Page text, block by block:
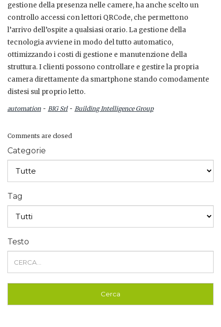
gestione della presenza nelle camere, ha anche scelto un
controllo accessi con lettori QRCode, che permettono
l’arrivo dell’ospite a qualsiasi orario. La gestione della
tecnologia avviene in modo del tutto automatico,
ottimizzando i costi di gestione e manutenzione della
struttura. I clienti possono controllare e gestire la propria
camera direttamente da smartphone stando comodamente
distesi sul proprio letto.
automation - BIG Srl- Building Intelligence Group
Comments are closed
Categorie
Tag
Testo